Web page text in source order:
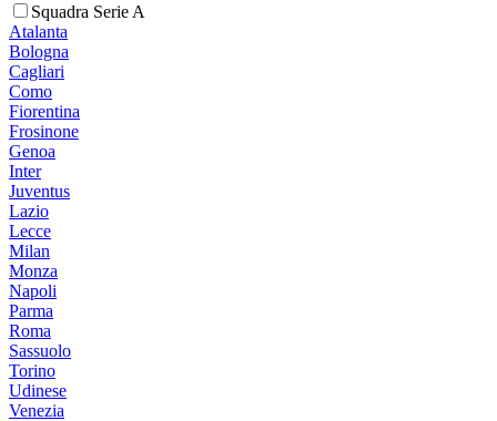
Squadra Serie A
Atalanta
Bologna
Cagliari
Como
Fiorentina
Frosinone
Genoa
Inter
Juventus
Lazio
Lecce
Milan
Monza
Napoli
Parma
Roma
Sassuolo
Torino
Udinese
Venezia